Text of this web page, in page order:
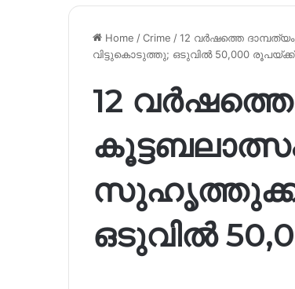
Home /Crime /12 വർഷത്തെ
വിട്ടുകൊടുത്തു; ഒടുവിൽ 50,000 രൂപയ്ക്ക്
12
ഒടുവിൽ